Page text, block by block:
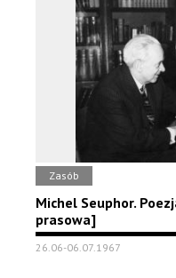
Zasób
Michel Seuphor.
prasowa]
26.06-06.07.1967